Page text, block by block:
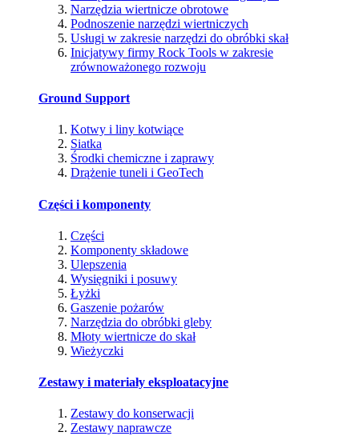
Narzędzia wiertnicze obrotowe
Podnoszenie narzędzi wiertniczych
Usługi w zakresie narzędzi do obróbki skał
Inicjatywy firmy Rock Tools w zakresie
zrównoważonego rozwoju
Ground Support
Kotwy i liny kotwiące
Siatka
Środki chemiczne i zaprawy
Drążenie tuneli i GeoTech
Części i komponenty
Części
Komponenty składowe
Ulepszenia
Wysięgniki i posuwy
Łyżki
Gaszenie pożarów
Narzędzia do obróbki gleby
Młoty wiertnicze do skał
Wieżyczki
Zestawy i materiały eksploatacyjne
Zestawy do konserwacji
Zestawy naprawcze